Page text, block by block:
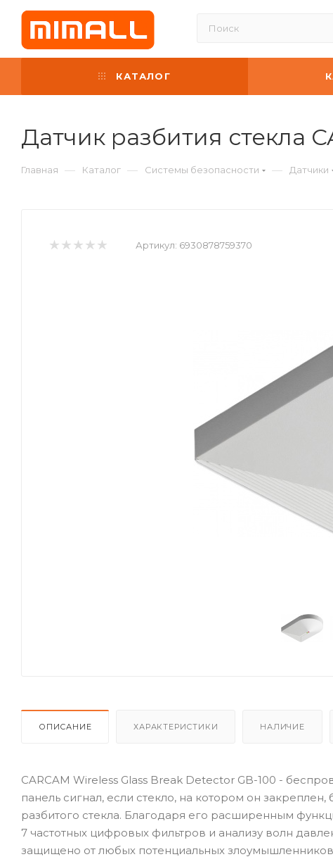
КАТАЛОГ
Датчик разбития стекла
Главная — Каталог — Системы безопасности — Датчики
Артикул: 6930878759370
ОПИСАНИЕ ХАРАКТЕРИСТИКИ НАЛИЧИЕ
CARCAM Wireless Glass Break Detector GB-100 -
панель сигнал, если стекло, на котором он
разбитого стекла. Благодаря его расширенным
7 частотных цифровых фильтров и анализу волн
защищено от любых потенциальных